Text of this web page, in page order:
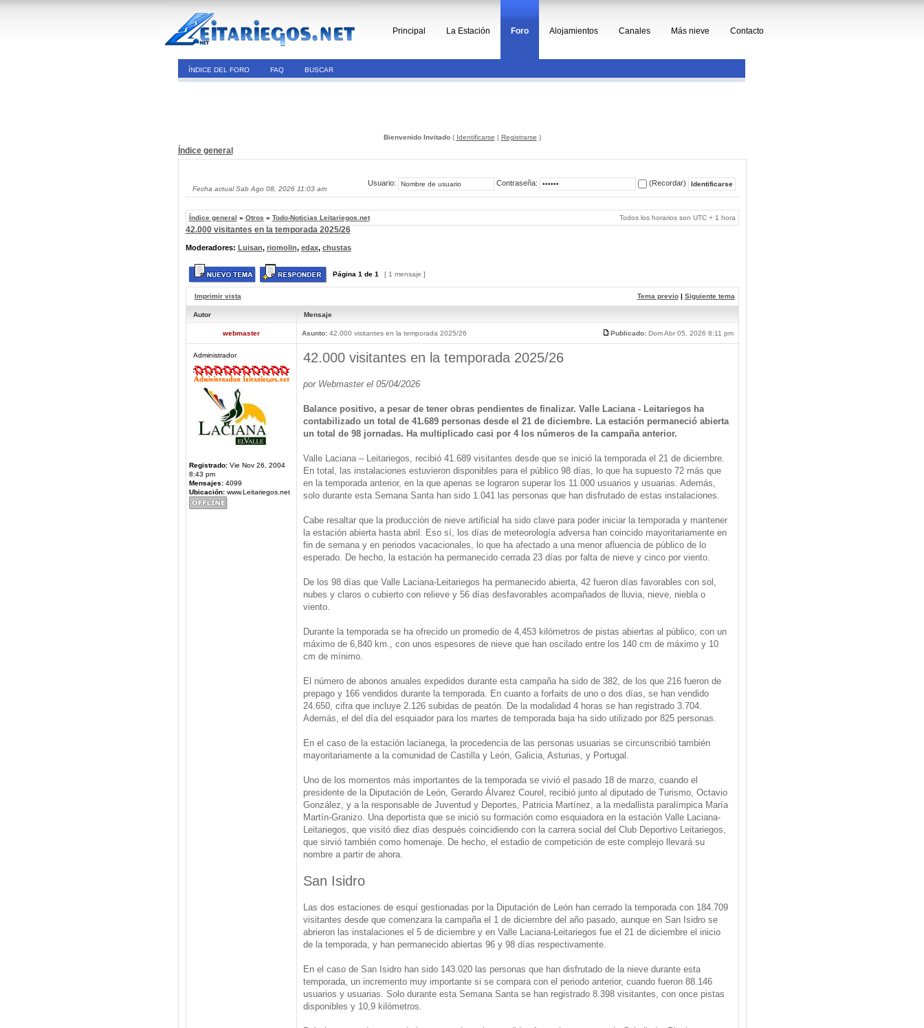
Principal La Estación Foro Alojamientos Canales Más nieve Contacto
ÍNDICE DEL FORO FAQ BUSCAR
Bienvenido Invitado( Identificarse | Registrarse )
Índice general
Fecha actual Sab Ago 08, 2026 11:03 am
Usuario: Contraseña: (Recordar)
Índice general » Otros » Todo-Noticias Leitariegos.net Todos los horarios son UTC + 1 hora
42.000 visitantes en la temporada 2025/26
Moderadores: Luisan, riomolin, edax, chustas
Página 1 de 1 [ 1 mensaje ]
Imprimir vista Tema previo| Siguiente tema
Autor Mensaje
webmaster Asunto:42.000 visitantes en la temporada 2025/26 Publicado:Dom Abr 05, 2026 8:11 pm
Administrador
Registrado:Vie Nov 26, 2004
8:43 pm
Mensajes:4099
Ubicación:www.Leitariegos.net
42.000 visitantes en la temporada 2025/26
por Webmaster el 05/04/2026
Balance positivo, a pesar de tener obras pendientes de finalizar. Valle Laciana - Leitariegos ha
contabilizado un total de 41.689 personas desde el 21 de diciembre. La estación permaneció abierta
un total de 98 jornadas. Ha multiplicado casi por 4 los números de la campaña anterior.
Valle Laciana – Leitariegos, recibió 41.689 visitantes desde que se inició la temporada el 21 de diciembre.
En total, las instalaciones estuvieron disponibles para el público 98 días, lo que ha supuesto 72 más que
en la temporada anterior, en la que apenas se lograron superar los 11.000 usuarios y usuarias. Además,
solo durante esta Semana Santa han sido 1.041 las personas que han disfrutado de estas instalaciones.
Cabe resaltar que la producción de nieve artificial ha sido clave para poder iniciar la temporada y mantener
la estación abierta hasta abril. Eso sí, los días de meteorología adversa han coincido mayoritariamente en
fin de semana y en periodos vacacionales, lo que ha afectado a una menor afluencia de público de lo
esperado. De hecho, la estación ha permanecido cerrada 23 días por falta de nieve y cinco por viento.
De los 98 días que Valle Laciana-Leitariegos ha permanecido abierta, 42 fueron días favorables con sol,
nubes y claros o cubierto con relieve y 56 días desfavorables acompañados de lluvia, nieve, niebla o
viento.
Durante la temporada se ha ofrecido un promedio de 4,453 kilómetros de pistas abiertas al público, con un
máximo de 6,840 km., con unos espesores de nieve que han oscilado entre los 140 cm de máximo y 10
cm de mínimo.
El número de abonos anuales expedidos durante esta campaña ha sido de 382, de los que 216 fueron de
prepago y 166 vendidos durante la temporada. En cuanto a forfaits de uno o dos días, se han vendido
24.650, cifra que incluye 2.126 subidas de peatón. De la modalidad 4 horas se han registrado 3.704.
Además, el del día del esquiador para los martes de temporada baja ha sido utilizado por 825 personas.
En el caso de la estación lacianega, la procedencia de las personas usuarias se circunscribió también
mayoritariamente a la comunidad de Castilla y León, Galicia, Asturias, y Portugal.
Uno de los momentos más importantes de la temporada se vivió el pasado 18 de marzo, cuando el
presidente de la Diputación de León, Gerardo Álvarez Courel, recibió junto al diputado de Turismo, Octavio
González, y a la responsable de Juventud y Deportes, Patricia Martínez, a la medallista paralímpica María
Martín-Granizo. Una deportista que se inició su formación como esquiadora en la estación Valle Laciana-
Leitariegos, que visitó diez días después coincidiendo con la carrera social del Club Deportivo Leitariegos,
que sirvió también como homenaje. De hecho, el estadio de competición de este complejo llevará su
nombre a partir de ahora.
San Isidro
Las dos estaciones de esquí gestionadas por la Diputación de León han cerrado la temporada con 184.709
visitantes desde que comenzara la campaña el 1 de diciembre del año pasado, aunque en San Isidro se
abrieron las instalaciones el 5 de diciembre y en Valle Laciana-Leitariegos fue el 21 de diciembre el inicio
de la temporada, y han permanecido abiertas 96 y 98 días respectivamente.
En el caso de San Isidro han sido 143.020 las personas que han disfrutado de la nieve durante esta
temporada, un incremento muy importante si se compara con el periodo anterior, cuando fueron 88.146
usuarios y usuarias. Solo durante esta Semana Santa se han registrado 8.398 visitantes, con once pistas
disponibles y 10,9 kilómetros.